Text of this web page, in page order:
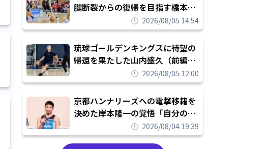
腱断裂からの復帰を目指す橋本拓
哉と契約を締結「もう一度コート
に立ちたい」
2026/08/05 14:54
琉球ゴールデンキングスに待望の
帰還を果たした山内盛久（前編）
「キングスが積み上げてきたもの
を次の世代に繋いでいくのがやり
甲斐」
2026/08/05 12:00
京都ハンナリーズへの電撃移籍を
決めた岸本隆一の覚悟「自分のエ
ゴというちっぽけなことのため
に、京都に来たわけではない」
2026/08/04 19:39